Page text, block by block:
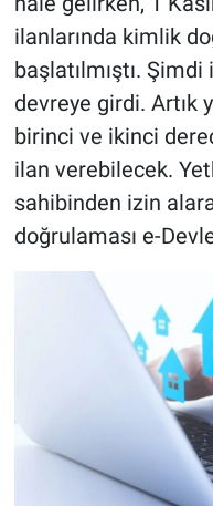
ilanlarında kimlik
başlatılmıştı.
devreye girdi. Artık
birinci ve ikinci
ilan verebilecek.
sahibinden izin
doğrulaması e-